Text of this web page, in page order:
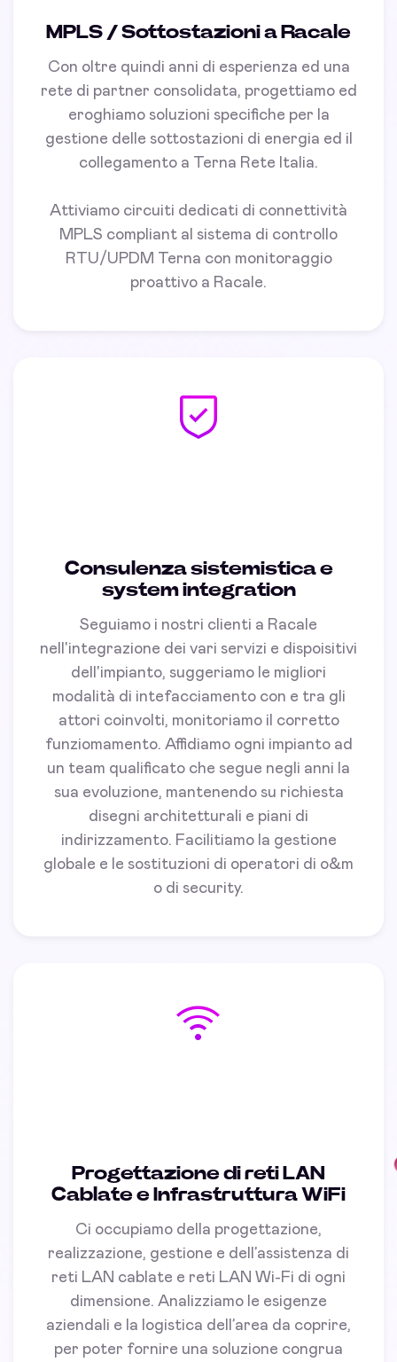
MPLS / Sottostazioni a Racale
Con oltre quindi anni di esperienza ed una
rete di partner consolidata, progettiamo ed
eroghiamo soluzioni specifiche per la
gestione delle sottostazioni di energia ed il
collegamento a Terna Rete Italia.
Attiviamo circuiti dedicati di connettività
MPLS compliant al sistema di controllo
RTU/UPDM Terna con monitoraggio
proattivo a Racale.
Consulenza sistemistica e
system integration
Seguiamo i nostri clienti a Racale
nell'integrazione dei vari servizi e dispoisitivi
dell'impianto, suggeriamo le migliori
modalità di intefacciamento con e tra gli
attori coinvolti, monitoriamo il corretto
funziomamento. Affidiamo ogni impianto ad
un team qualificato che segue negli anni la
sua evoluzione, mantenendo su richiesta
disegni architetturali e piani di
indirizzamento. Facilitiamo la gestione
globale e le sostituzioni di operatori di o&m
o di security.
Progettazione di reti LAN
Cablate e Infrastruttura WiFi
Ci occupiamo della progettazione,
realizzazione, gestione e dell’assistenza di
reti LAN cablate e reti LAN Wi-Fi di ogni
dimensione. Analizziamo le esigenze
aziendali e la logistica dell’area da coprire,
per poter fornire una soluzione congrua